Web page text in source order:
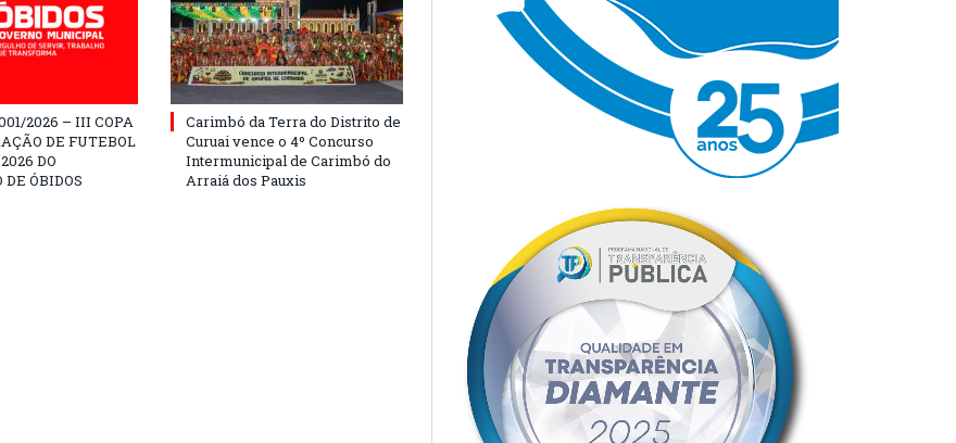
2026 – III COPA
DE FUTEBOL
DO
ÓBIDOS
Carimbó da Terra do Distrito de
Curuai vence o 4º Concurso
Intermunicipal de Carimbó do
Arraiá dos Pauxis